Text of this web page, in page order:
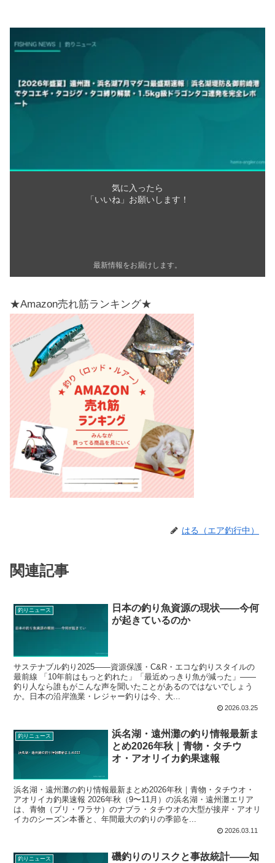
気に入ったら
「いいね」お願いします！
最新情報をお届けします。
★Amazon売れ筋ランキング★
はる（エア釣行中）
関連記事
釣りニュース
日本の釣り魚資源の現状——今何
が起きているのか
サステナブル釣り2025——資源保護・C&R・エコな釣りスタイルの
最前線 「10年前はもっと釣れた」「最近めっきり魚が減った」——
釣り人なら誰もがこんな声を聞いたことがあるのではないでしょう
か。日本の沿岸漁業・レジャー釣りは今、大...
2026.03.25
釣りニュース
浜名湖・遠州灘の釣り情報最新ま
とめ2026年秋｜青物・タチウ
オ・アオリイカ釣果速報
浜名湖・遠州灘の釣り情報最新まとめ2026年秋｜青物・タチウオ・
アオリイカ釣果速報 2026年秋（9〜11月）の浜名湖・遠州灘エリア
は、青物（ブリ・ワラサ）のナブラ・タチウオの大型が接岸・アオリ
イカのシーズン本番と、年間最大の釣りの季節を...
2026.03.11
釣りニュース
磯釣りのリスクと事故統計——知